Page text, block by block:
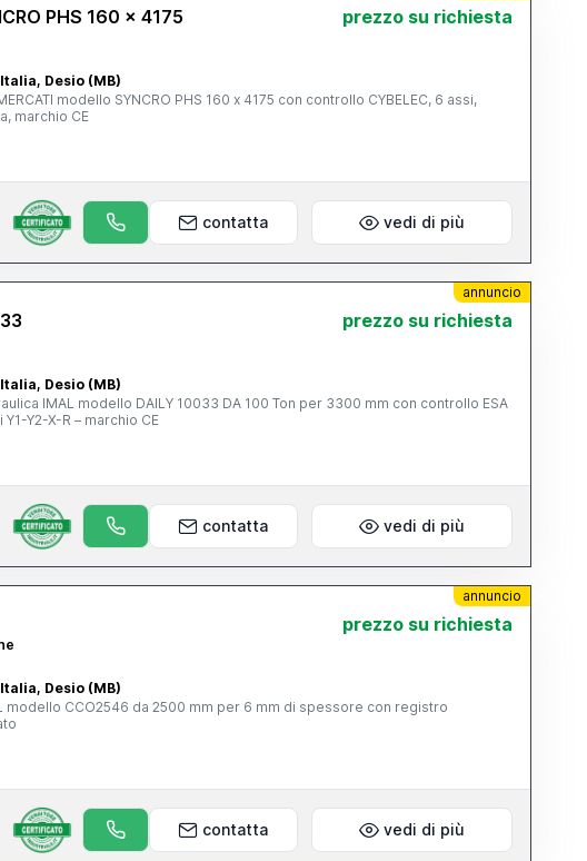
PHS 160 x 4175 prezzo su richiesta
Italia, Desio (MB)
modello SYNCRO PHS 160 x 4175 con controllo CYBELEC, 6 assi,
marchio CE
contatta vedi di più
annuncio
prezzo su richiesta
Italia, Desio (MB)
IMAL modello DAILY 10033 DA 100 Ton per 3300 mm con controllo ESA
Y2-X-R – marchio CE
contatta vedi di più
annuncio
prezzo su richiesta
Italia, Desio (MB)
modello CCO2546 da 2500 mm per 6 mm di spessore con registro
contatta vedi di più